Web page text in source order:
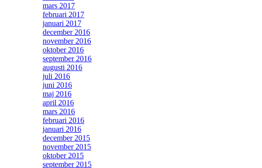
mars 2017
februari 2017
januari 2017
december 2016
november 2016
oktober 2016
september 2016
augusti 2016
juli 2016
juni 2016
maj 2016
april 2016
mars 2016
februari 2016
januari 2016
december 2015
november 2015
oktober 2015
september 2015